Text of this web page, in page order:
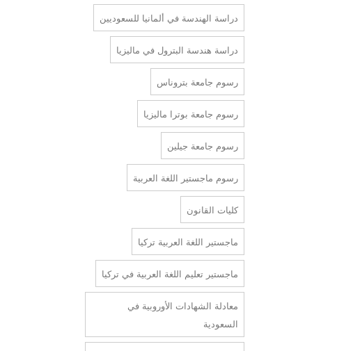
دراسة الهندسة في ألمانيا للسعوديين
دراسة هندسة البترول في ماليزيا
رسوم جامعة بتروناس
رسوم جامعة بوترا ماليزيا
رسوم جامعة جيلين
رسوم ماجستير اللغة العربية
كليات القانون
ماجستير اللغة العربية تركيا
ماجستير تعليم اللغة العربية في تركيا
معادلة الشهادات الأوروبية في
السعودية